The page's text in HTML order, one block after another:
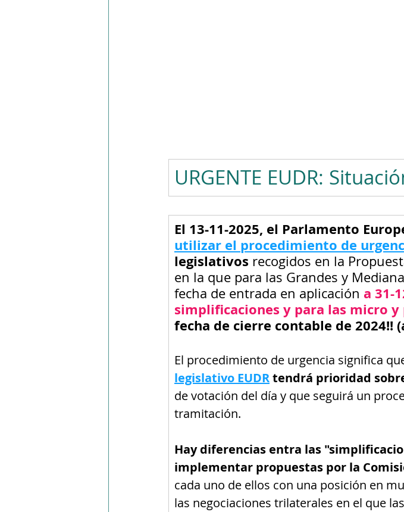
URGENTE EUDR:
El 13-11-2025, el Parlamento
utilizar el procedimiento de
legislativos recogidos en la
en la que para las Grandes y
fecha de entrada en aplicación a 31-
simplificaciones y para las micro y
fecha de cierre contable de 2024!!
El procedimiento de urgencia significa
legislativo EUDR tendrá prioridad
de votación del día y que seguirá un
tramitación.
Hay diferencias entra las
implementar propuestas por la
cada uno de ellos con una posición en
las negociaciones trilaterales en el que